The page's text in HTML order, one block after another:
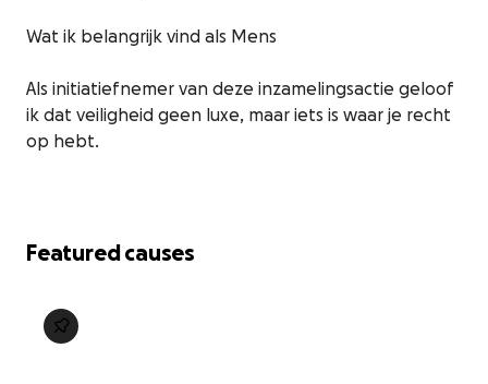
Wat ik belangrijk vind als Mens
Als initiatiefnemer van deze inzamelingsactie geloof
ik dat veiligheid geen luxe, maar iets is waar je recht
op hebt.
Featured causes